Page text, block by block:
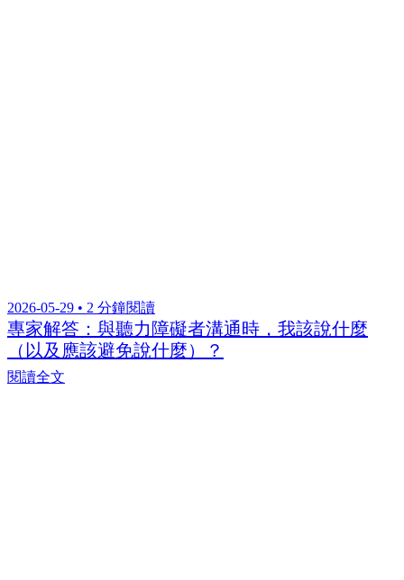
專家解答：與聽力障礙者溝通時，我該說什麼
（以及應該避免說什麼）？
閱讀全文